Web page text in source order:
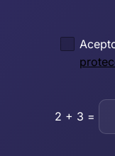
2 + 3 =